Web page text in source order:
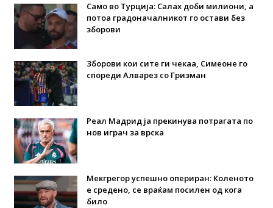
Само во Турција: Салах доби милиони, а
потоа градоначалникот го остави без
зборови
Зборови кои сите ги чекаа, Симеоне го
спореди Алварез со Гризман
Реал Мадрид ја прекинува потрагата по
нов играч за врска
Мекгрегор успешно опериран: Коленото
е средено, се враќам посилен од кога
било